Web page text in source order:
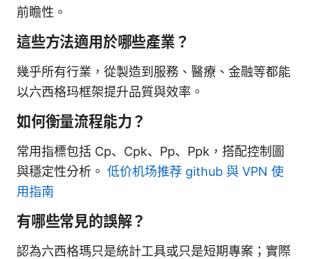
前瞻性。
這些方法適用於哪些產業？
幾乎所有行業，從製造到服務、醫療、金融等都能
以六西格玛框架提升品質與效率。
如何衡量流程能力？
常用指標包括 Cp、Cpk、Pp、Ppk，搭配控制圖
與穩定性分析。 低价机场推荐 github 與 VPN 使
用指南
有哪些常見的誤解？
認為六西格瑪只是統計工具或只是短期專案；實際